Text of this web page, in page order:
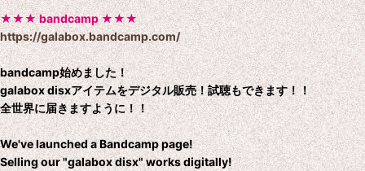
★★★ bandcamp ★★★
https://galabox.bandcamp.com/
bandcamp始めました！
galabox disxアイテムをデジタル販売！試聴もできます！！
全世界に届きますように！！
We've launched a Bandcamp page!
Selling our "galabox disx" works digitally!